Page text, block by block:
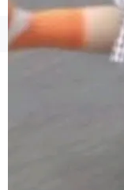
的时间。 张医生是某
师，牵头一项腹部肌
张CT影像上完成像素